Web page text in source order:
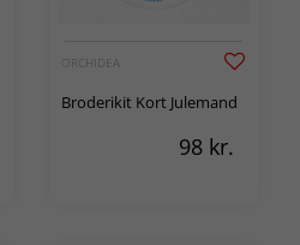
ORCHIDEA
Broderikit Kort Julemand
98 kr.